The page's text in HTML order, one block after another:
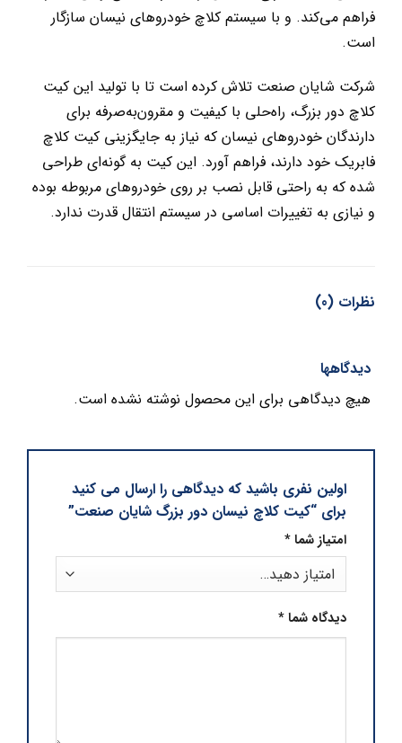
فراهم می‌کند. و با سیستم کلاچ خودروهای نیسان سازگار
است.
شرکت شایان صنعت تلاش کرده است تا با تولید این کیت
کلاچ دور بزرگ، راه‌حلی با کیفیت و مقرون‌به‌صرفه برای
دارندگان خودروهای نیسان که نیاز به جایگزینی کیت کلاچ
فابریک خود دارند، فراهم آورد. این کیت به گونه‌ای طراحی
شده که به راحتی قابل نصب بر روی خودروهای مربوطه بوده
و نیازی به تغییرات اساسی در سیستم انتقال قدرت ندارد.
نظرات (0)
دیدگاهها
هیچ دیدگاهی برای این محصول نوشته نشده است.
اولین نفری باشید که دیدگاهی را ارسال می کنید
برای “کیت کلاچ نیسان دور بزرگ شایان صنعت”
امتیاز شما*
دیدگاه شما*